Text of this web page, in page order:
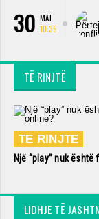
30 MAJ
10:35
TË RINJTË
TE RINJTE
Një “play” nuk
LIDHJE TË